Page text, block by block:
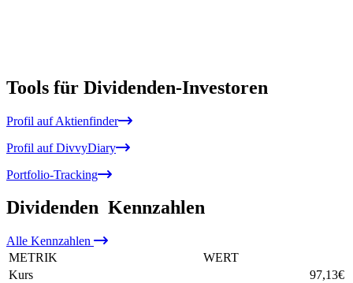
Tools für Dividenden-Investoren
Profil auf Aktienfinder
Profil auf DivvyDiary
Portfolio-Tracking
Dividenden Kennzahlen
Alle Kennzahlen
METRIK
WERT
Kurs
97,13€